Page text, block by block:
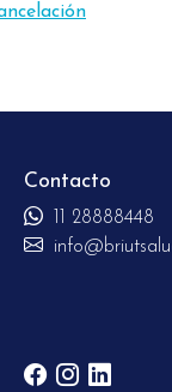
12
Contacto
11 28888448